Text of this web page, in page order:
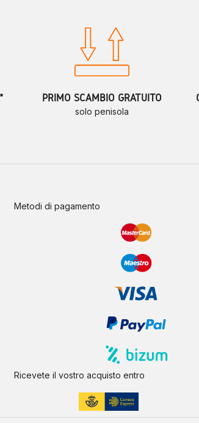
PRIMO SCAMBIO GRATUITO
solo penisola
Metodi di pagamento
Ricevete il vostro acquisto entro